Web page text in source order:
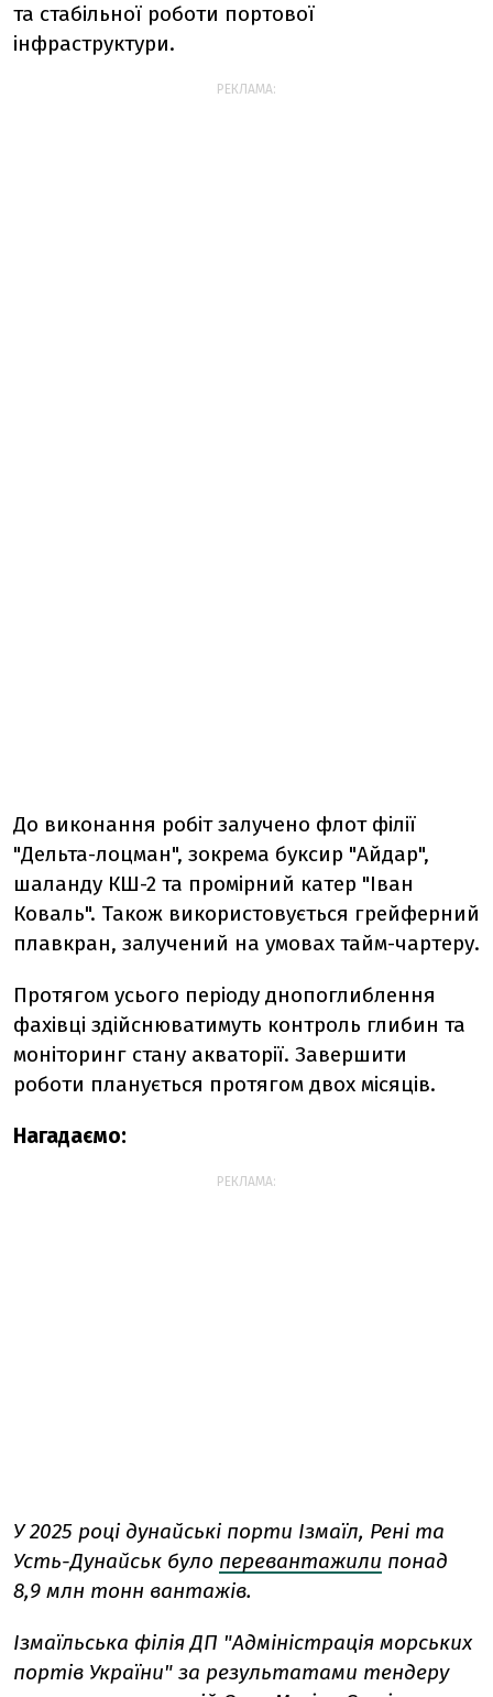
та стабільної роботи портової
інфраструктури.
РЕКЛАМА:
До виконання робіт залучено флот філії
"Дельта-лоцман", зокрема буксир "Айдар",
шаланду КШ-2 та промірний катер "Іван
Коваль". Також використовується грейферний
плавкран, залучений на умовах тайм-чартеру.
Протягом усього періоду днопоглиблення
фахівці здійснюватимуть контроль глибин та
моніторинг стану акваторії. Завершити
роботи планується протягом двох місяців.
Нагадаємо:
РЕКЛАМА:
У 2025 році дунайські порти Ізмаїл, Рені та
Усть-Дунайськ було перевантажили понад
8,9 млн тонн вантажів.
Ізмаїльська філія ДП "Адміністрація морських
портів України" за результатами тендеру